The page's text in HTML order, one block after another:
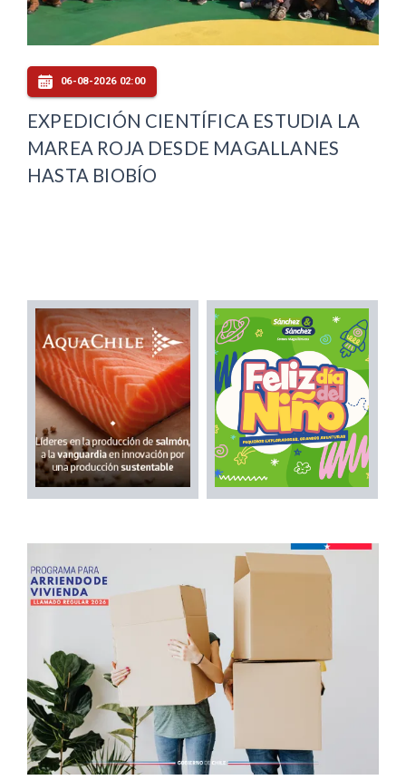
06-08-2026 02:00
EXPEDICIÓN CIENTÍFICA ESTUDIA LA
MAREA ROJA DESDE MAGALLANES
HASTA BIOBÍO